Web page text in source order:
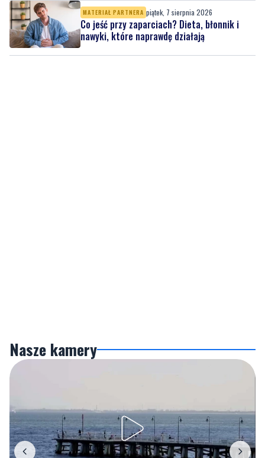
MATERIAŁ PARTNERA piątek, 7 sierpnia 2026
Co jeść przy zaparciach? Dieta, błonnik i
nawyki, które naprawdę działają
Nasze kamery